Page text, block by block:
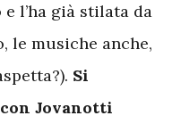
l’ha già stilata da
le musiche anche,
Si
Jovanotti